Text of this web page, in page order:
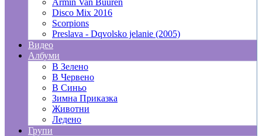
Armin Van Buuren
Disco Mix 2016
Scorpions
Preslava - Dqvolsko jelanie (2005)
Видео
Албуми
В Зелено
В Червено
В Синьо
Зимна Приказка
Животни
Ледено
Групи